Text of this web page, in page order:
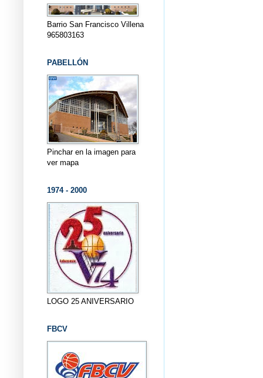
Barrio San Francisco Villena
965803163
PABELLÓN
Pinchar en la imagen para
ver mapa
1974 - 2000
LOGO 25 ANIVERSARIO
FBCV